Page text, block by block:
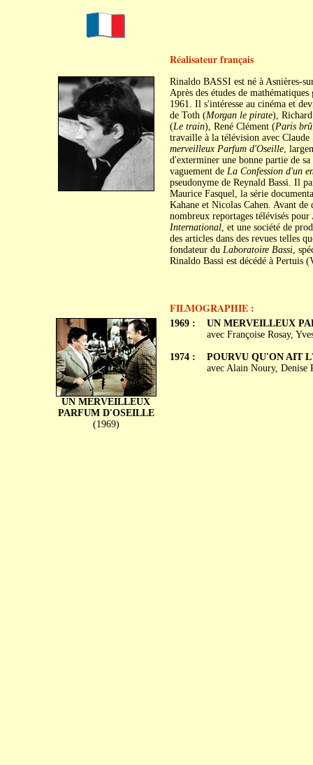
Réalisateur français
Rinaldo BASSI est né à Asnières-
Après des études de
1961. Il s'intéresse au cinéma et
de Toth (Morgan le pirate),
(Le train), René Clément (Paris
travaille à la télévision avec
merveilleux Parfum d'Oseille,
d'exterminer une bonne partie de
vaguement de La Confession d'un
pseudonyme de Reynald Bassi. Il
Maurice Fasquel, la série
Kahane et Nicolas Cahen. Avant
nombreux reportages télévisés
International, et une société de
des articles dans des revues telles
fondateur du Laboratoire Bassi,
Rinaldo Bassi est décédé à Pertuis
FILMOGRAPHIE :
UN MERVEILLEUX
PARFUM D'OSEILLE
(1969)
1969 :
1974 :
UN MERVEILLEUX
avec Françoise Rosay,
POURVU QU'ON AIT
avec Alain Noury, Denise